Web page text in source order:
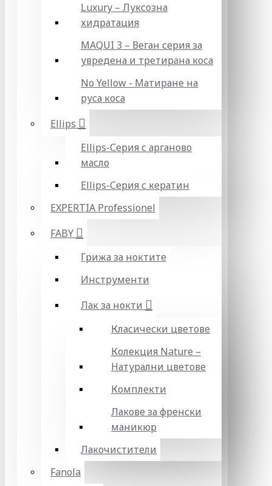
Luxury – Луксозна
хидратация
MAQUI 3 – Веган серия за
увредена и третирана коса
No Yellow - Матиране на
руса коса
Ellips
Ellips-Серия с арганово
масло
Ellips-Серия с кератин
EXPERTIA Professionel
FABY
Грижа за ноктите
Инструменти
Лак за нокти
Класически цветове
Колекция Nature –
Натурални цветове
Комплекти
Лакове за френски
маникюр
Лакочистители
Fanola